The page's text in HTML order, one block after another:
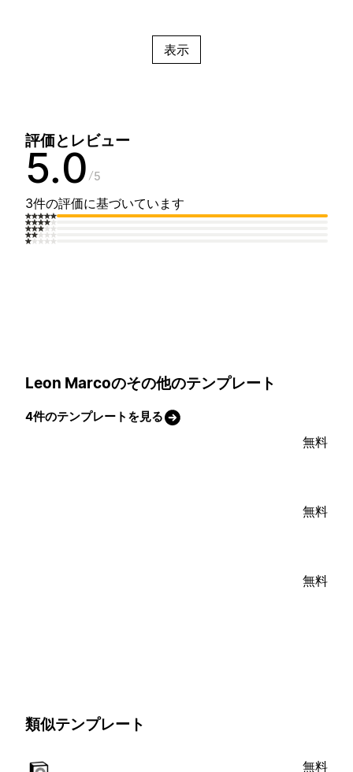
表示
評価とレビュー
5.0 5
3件の評価に基づいています
Leon Marcoのその他のテンプレート
4件のテンプレートを見る
無料
無料
無料
類似テンプレート
無料